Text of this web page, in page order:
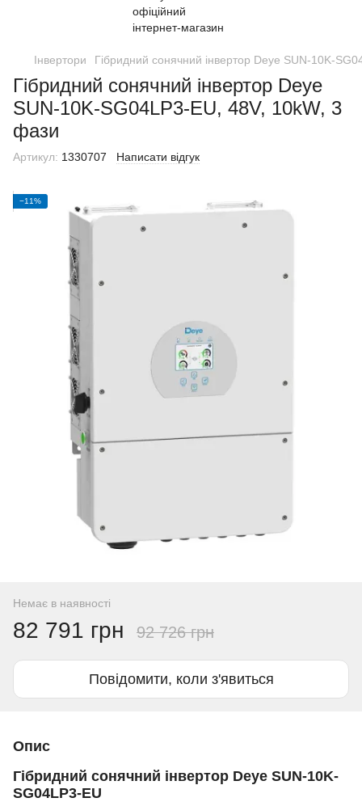
Інвертори Гібридний сонячний інвертор Deye SUN-10K-
Гібридний сонячний інвертор Deye
SUN-10K-SG04LP3-EU, 48V, 10kW, 3
фази
Артикул: 1330707 Написати відгук
−11%
Немає в наявності
82 791 грн 92 726 грн
Повідомити, коли з'явиться
Опис
Гібридний сонячний інвертор Deye SUN-10K-
SG04LP3-EU